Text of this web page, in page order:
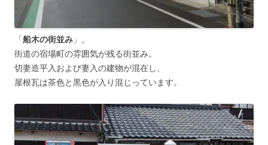
「船木の街並み 」。
街道の宿場町の雰囲気が残る街並み。
切妻造平入および妻入の建物が混在し、
屋根瓦は茶色と黒色が入り混じっています。